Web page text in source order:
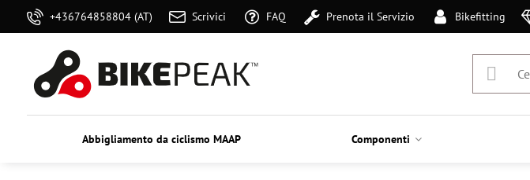
+436764858804 (AT) Scrivici FAQ Prenota il Servizio Bikefitting
Abbigliamento da ciclismo MAAP Componenti